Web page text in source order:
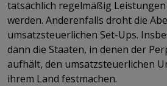
tatsächlich regelmäßig
werden. Anderenfalls droht die
umsatzsteuerlichen Set-Ups.
dann die Staaten, in denen der
aufhält, den umsatzsteuerlichen
ihrem Land festmachen.